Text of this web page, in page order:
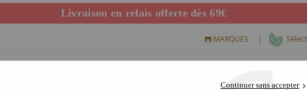
Livraison en relais offerte dès 69€
MARQUES |
Continuer sans accepter